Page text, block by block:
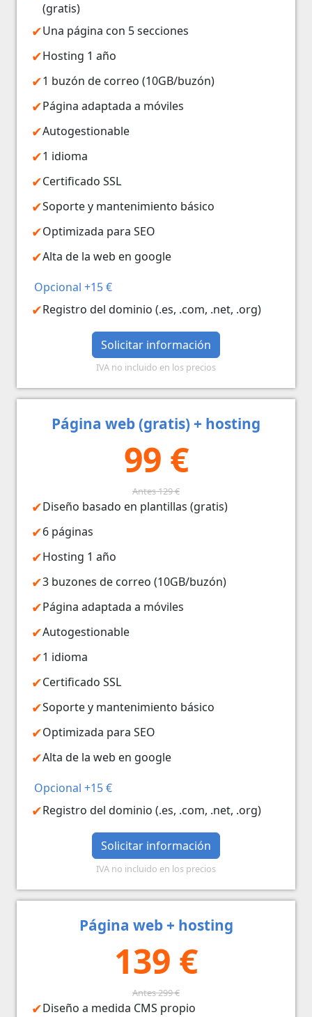
(gratis)
Una página con 5 secciones
Hosting 1 año
1 buzón de correo (10GB/buzón)
Página adaptada a móviles
Autogestionable
1 idioma
Certificado SSL
Soporte y mantenimiento básico
Optimizada para SEO
Alta de la web en google
Opcional +15 €
Registro del dominio (.es, .com, .net, .org)
Solicitar información
IVA no incluido en los precios
Página web (gratis) + hosting
99 €
Antes 129 €
Diseño basado en plantillas (gratis)
6 páginas
Hosting 1 año
3 buzones de correo (10GB/buzón)
Página adaptada a móviles
Autogestionable
1 idioma
Certificado SSL
Soporte y mantenimiento básico
Optimizada para SEO
Alta de la web en google
Opcional +15 €
Registro del dominio (.es, .com, .net, .org)
Solicitar información
IVA no incluido en los precios
Página web + hosting
139 €
Antes 299 €
Diseño a medida CMS propio